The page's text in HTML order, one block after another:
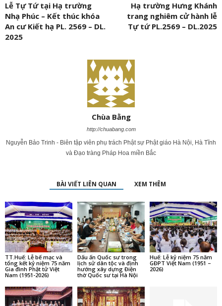
Lễ Tự Tứ tại Hạ trường
Nhạ Phúc – Kết thúc khóa
An cư Kiết hạ PL. 2569 – DL.
2025
Hạ trường Hưng Khánh
trang nghiêm cử hành lễ
Tự tứ PL.2569 – DL.2025
Chùa Bằng
http://chuabang.com
Nguyễn Bảo Trinh - Biên tập viên phụ trách Phật sự Phật giáo Hà Nội, Hà Tĩnh
và Đạo tràng Pháp Hoa miền Bắc
BÀI VIẾT LIÊN QUAN XEM THÊM
TT.Huế: Lễ bế mạc và
tổng kết kỷ niệm 75 năm
Gia đình Phật tử Việt
Nam (1951-2026)
Dấu ấn Quốc sư trong
lịch sử dân tộc và định
hướng xây dựng Điện
thờ Quốc sư tại Hà Nội
Huế: Lễ kỷ niệm 75 năm
GĐPT Việt Nam (1951 –
2026)